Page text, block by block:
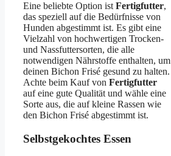
Eine beliebte Option ist Fertigfutter,
das speziell auf die Bedürfnisse von
Hunden abgestimmt ist. Es gibt eine
Vielzahl von hochwertigen Trocken-
und Nassfuttersorten, die alle
notwendigen Nährstoffe enthalten, um
deinen Bichon Frisé gesund zu halten.
Achte beim Kauf von Fertigfutter
auf eine gute Qualität und wähle eine
Sorte aus, die auf kleine Rassen wie
den Bichon Frisé abgestimmt ist.
Selbstgekochtes Essen